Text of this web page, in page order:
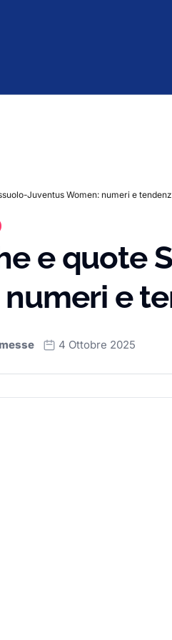
Juventus Women: numeri e
e quote
e
4 Ottobre 2025